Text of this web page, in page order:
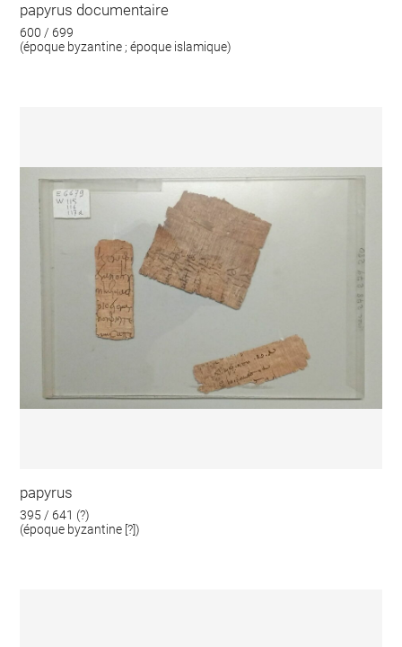
papyrus documentaire
600 / 699
(époque byzantine ; époque islamique)
papyrus
395 / 641 (?)
(époque byzantine [?])